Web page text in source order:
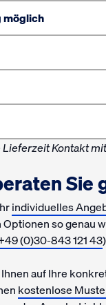
möglich
Kontakt
Sie
individuelles
so genau
(0)30-843 121 43
auf Ihre
kostenlose